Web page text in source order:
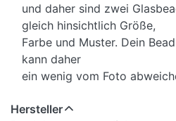
und daher sind zwei
gleich hinsichtlich Größe,
Farbe und Muster. Dein
kann daher
ein wenig vom Foto
Hersteller